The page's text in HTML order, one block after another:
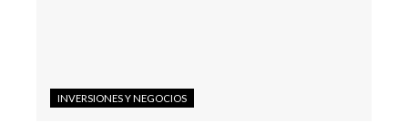
INVERSIONES Y NEGOCIOS